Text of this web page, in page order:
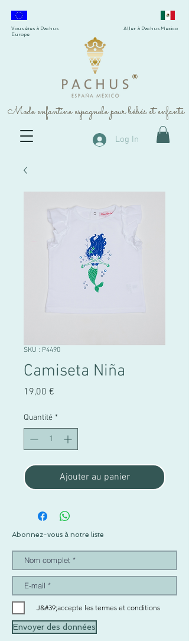
®
Mode enfantine espagnole pour bébés et enfants
Vous êtes à Pachus
Europe
Aller à Pachus Mexico
Log In
SKU : P4490
Camiseta Niña
19,00 €
Quantité *
Ajouter au panier
Abonnez-vous à notre liste
J&#39;accepte les termes et conditions
Envoyer des données